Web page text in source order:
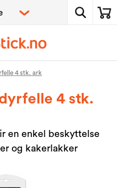
4 stk. ark
4 stk.
en enkel beskyttelse
og kakerlakker